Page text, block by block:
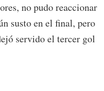
no pudo reaccionar
susto en el final, pero
servido el tercer gol